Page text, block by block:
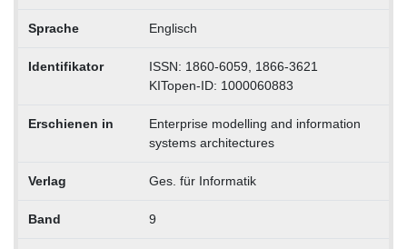
Sprache Englisch
Identifikator
ISSN: 1860-6059, 1866-3621
KITopen-ID: 1000060883
Erschienen in
Enterprise modelling and information
systems architectures
Verlag Ges. für Informatik
Band 9